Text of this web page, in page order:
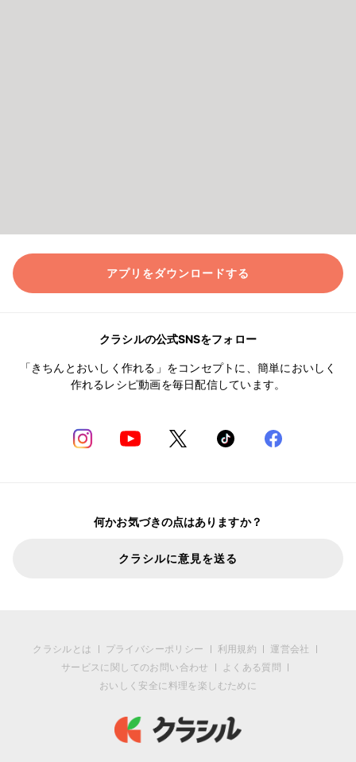
アプリをダウンロードする
クラシルの公式SNSをフォロー
「きちんとおいしく作れる」をコンセプトに、簡単においしく
作れるレシピ動画を毎日配信しています。
何かお気づきの点はありますか？
クラシルに意見を送る
クラシルとは プライバシーポリシー 利用規約
運営会社
サービスに関してのお問い合わせ
よくある質問
おいしく安全に料理を楽しむために